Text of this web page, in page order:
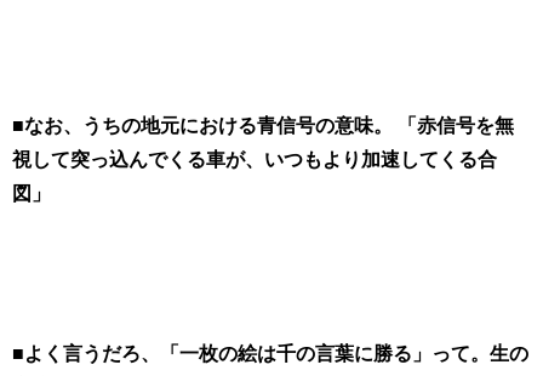
■なお、うちの地元における青信号の意味。 「赤信号を無
視して突っ込んでくる車が、いつもより加速してくる合
図」
■よく言うだろ、「一枚の絵は千の言葉に勝る」って。生の